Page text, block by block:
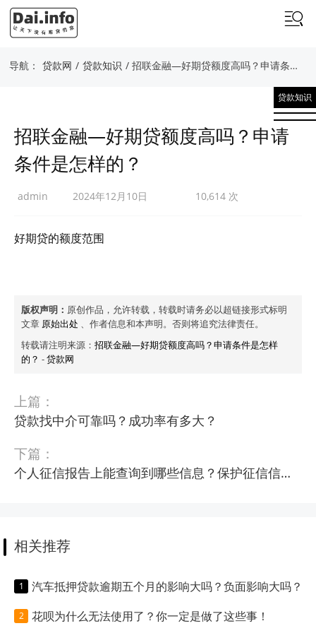
导航： 贷款网 / 贷款知识 / 招联金融—好期贷额度高吗？申请条件是怎样的？
贷款知识
招联金融—好期贷额度高吗？申请
条件是怎样的？
admin 2024年12月10日 10,614 次
好期贷的额度范围
版权声明： 原创作品，允许转载，转载时请务必以超链接形式标明
文章 原始出处 、作者信息和本声明。否则将追究法律责任。
转载请注明来源： 招联金融—好期贷额度高吗？申请条件是怎样
的？ -贷款网
上篇：
贷款找中介可靠吗？成功率有多大？
下篇：
个人征信报告上能查询到哪些信息？保护征信信息非常重要！
相关推荐
汽车抵押贷款逾期五个月的影响大吗？负面影响大吗？
花呗为什么无法使用了？你一定是做了这些事！